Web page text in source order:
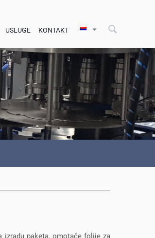
USLUGE KONTAKT